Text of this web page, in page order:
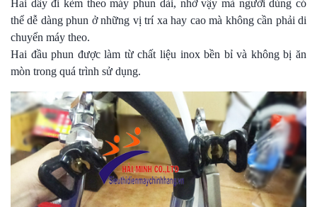
Hai dây đi kèm theo máy phun dài, nhờ vậy mà người dùng có
thể dễ dàng phun ở những vị trí xa hay cao mà không cần phải di
chuyển máy theo.
Hai đầu phun được làm từ chất liệu inox bền bỉ và không bị ăn
mòn trong quá trình sử dụng.